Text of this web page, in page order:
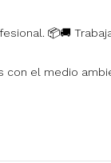
📦🚚
el medio